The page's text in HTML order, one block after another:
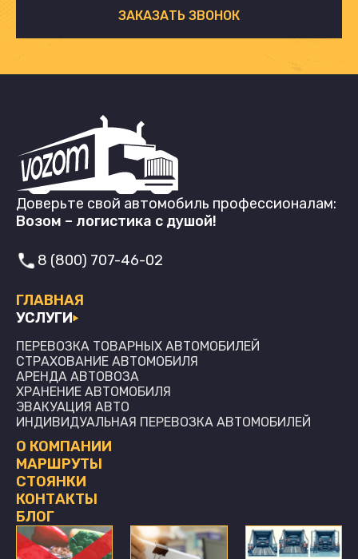
ЗАКАЗАТЬ ЗВОНОК
Доверьте свой автомобиль профессионалам:
Возом – логистика с душой!
ГЛАВНАЯ
УСЛУГИ
ПЕРЕВОЗКА ТОВАРНЫХ АВТОМОБИЛЕЙ
СТРАХОВАНИЕ АВТОМОБИЛЯ
АРЕНДА АВТОВОЗА
ХРАНЕНИЕ АВТОМОБИЛЯ
ЭВАКУАЦИЯ АВТО
ИНДИВИДУАЛЬНАЯ ПЕРЕВОЗКА АВТОМОБИЛЕЙ
О КОМПАНИИ
МАРШРУТЫ
СТОЯНКИ
КОНТАКТЫ
БЛОГ
8 (800) 707-46-02